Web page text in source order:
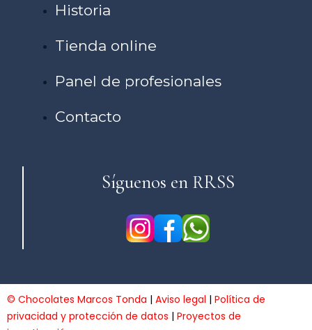
Historia
Tienda online
Panel de profesionales
Contacto
Síguenos en RRSS
© Chocolates Marcos Tonda | Aviso legal | Política de
privacidad y protección de datos | Proyectos de